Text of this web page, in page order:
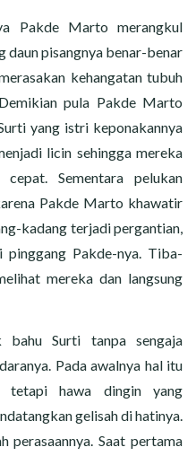
Pakde Marto merangkul
daun pisangnya benar-benar
kehangatan tubuh
pula Pakde Marto
yang istri keponakannya
licin sehingga mereka
Sementara pelukan
Pakde Marto khawatir
kadang terjadi pergantian,
pinggang Pakde-nya. Tiba-
mereka dan langsung
bahu Surti tanpa sengaja
Pada awalnya hal itu
tetapi hawa dingin yang
gelisah di hatinya.
perasaannya. Saat pertama